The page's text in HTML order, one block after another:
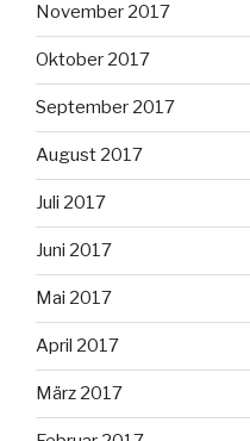
November 2017
Oktober 2017
September 2017
August 2017
Juli 2017
Juni 2017
Mai 2017
April 2017
März 2017